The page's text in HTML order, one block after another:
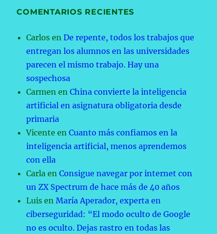
COMENTARIOS RECIENTES
Carlos enDe repente, todos los trabajos que
entregan los alumnos en las universidades
parecen el mismo trabajo. Hay una
sospechosa
Carmen enChina convierte la inteligencia
artificial en asignatura obligatoria desde
primaria
Vicente enCuanto más confiamos en la
inteligencia artificial, menos aprendemos
con ella
Carla enConsigue navegar por internet con
un ZX Spectrum de hace más de 40 años
Luis enMaría Aperador, experta en
ciberseguridad: “El modo oculto de Google
no es oculto. Dejas rastro en todas las